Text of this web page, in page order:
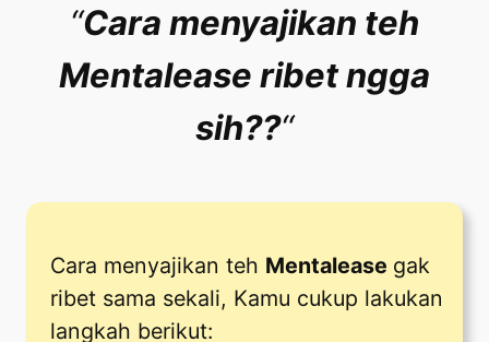
“Cara menyajikan teh
Mentalease ribet ngga
sih??“
Cara menyajikan teh Mentalease gak
ribet sama sekali, Kamu cukup lakukan
langkah berikut: